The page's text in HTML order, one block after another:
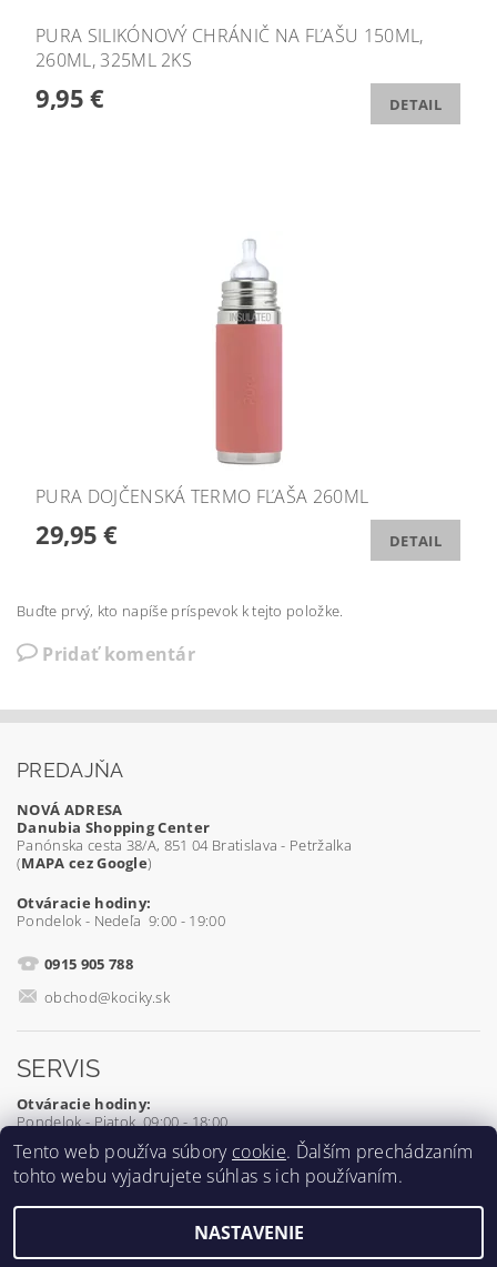
PURA SILIKÓNOVÝ CHRÁNIČ NA FĽAŠU 150ML,
260ML, 325ML 2KS
9,95 € DETAIL
PURA DOJČENSKÁ TERMO FĽAŠA 260ML
29,95 € DETAIL
Buďte prvý, kto napíše príspevok k tejto položke.
Pridať komentár
PREDAJŇA
NOVÁ ADRESA
Danubia Shopping Center
Panónska cesta 38/A, 851 04 Bratislava - Petržalka
(MAPA cez Google)
Otváracie hodiny:
Pondelok - Nedeľa 9:00 - 19:00
0915 905 788
obchod@kociky.sk
SERVIS
Otváracie hodiny:
Pondelok - Piatok 09:00 - 18:00
0905 539 927
2026 ©Kociky.sk, všetky práva vyhradené
Tento web používa súbory cookie. Ďalším prechádzaním
tohto webu vyjadrujete súhlas s ich používaním.
NASTAVENIE